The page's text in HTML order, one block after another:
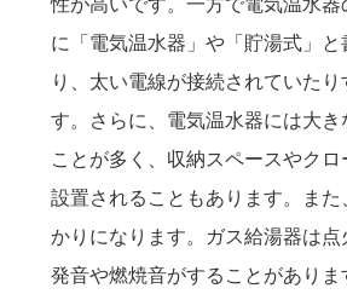
性が高いです。一方で電気温水
に「電気温水器」や「貯湯式」と
り、太い電線が接続されていた
す。さらに、電気温水器には大き
ことが多く、収納スペースやクロ
設置されることもあります。ま
かりになります。ガス給湯器は点
発音や燃焼音がすることがありま